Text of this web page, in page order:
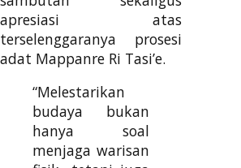
apresiasi atas
terselenggaranya prosesi
adat Mappanre Ri Tasi’e.
“Melestarikan
budaya bukan
hanya soal
menjaga warisan